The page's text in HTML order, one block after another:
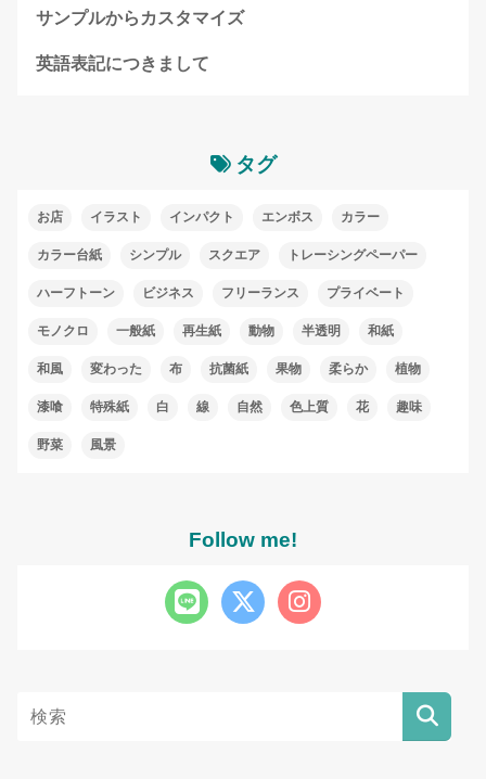
サンプルからカスタマイズ
英語表記につきまして
タグ
お店 イラスト インパクト エンボス カラー
カラー台紙 シンプル スクエア トレーシングペーパー
ハーフトーン ビジネス フリーランス プライベート
モノクロ 一般紙 再生紙 動物 半透明 和紙
和風 変わった 布 抗菌紙 果物 柔らか 植物
漆喰 特殊紙 白 線 自然 色上質 花 趣味
野菜 風景
Follow me!